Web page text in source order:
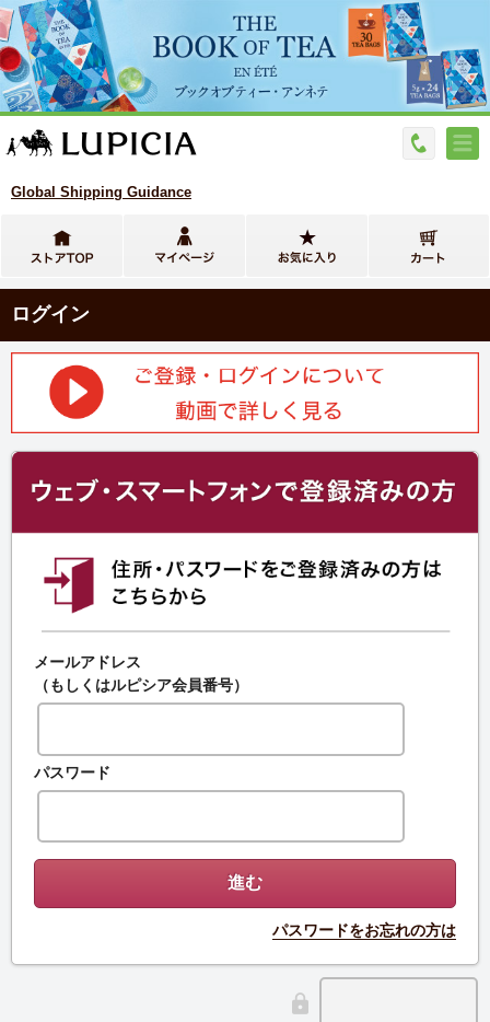
Global Shipping Guidance
ログイン
メールアドレス
（もしくはルピシア会員番号）
パスワード
パスワードをお忘れの方は